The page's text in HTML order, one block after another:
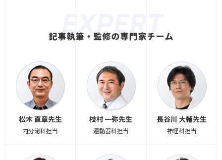
EXPERT
記事執筆・監修の専門家チーム
松木 直章先生
内分泌科担当
枝村 一弥先生
運動器科担当
長谷川 大輔先生
神経科担当